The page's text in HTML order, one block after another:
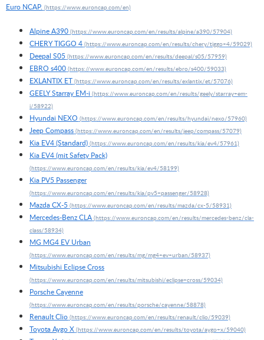
Euro NCAP.
Alpine A390
CHERY TIGGO 4
Deepal S05
EBRO s400
EXLANTIX ET
GEELY Starray EM-i
Hyundai NEXO
Jeep Compass
Kia EV4 (Standard)
Kia EV4 (mit Safety Pack)
Kia PV5 Passenger
Mazda CX-5
Mercedes-Benz CLA
MG MG4 EV Urban
Mitsubishi Eclipse Cross
Porsche Cayenne
Renault Clio
Toyota Aygo X